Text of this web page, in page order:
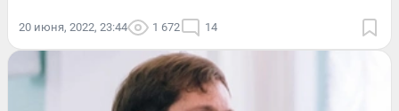
20 июня, 2022, 23:44 1 672 14